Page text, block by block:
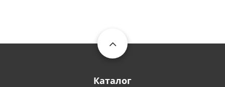
Каталог